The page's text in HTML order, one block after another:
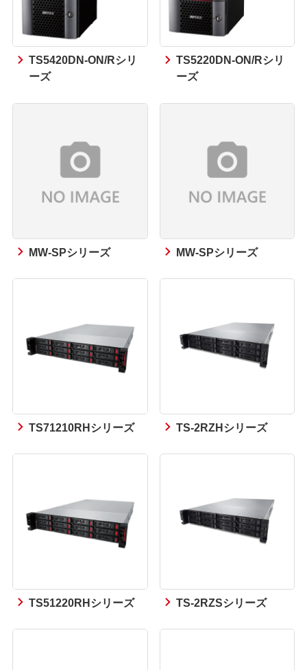
TS5420DN-ON/Rシリ
ーズ
TS5220DN-ON/Rシリ
ーズ
MW-SPシリーズ MW-SPシリーズ
TS71210RHシリーズ TS-2RZHシリーズ
TS51220RHシリーズ TS-2RZSシリーズ